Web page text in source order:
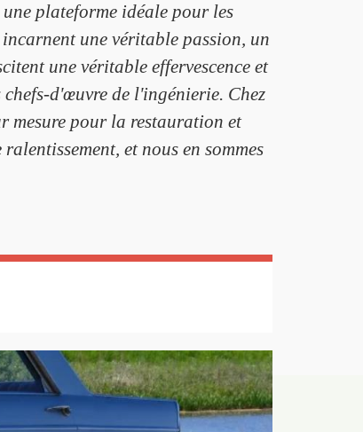
plateforme idéale pour les
une véritable passion, un
une véritable effervescence et
d'œuvre de l'ingénierie. Chez
mesure pour la restauration et
et nous en sommes